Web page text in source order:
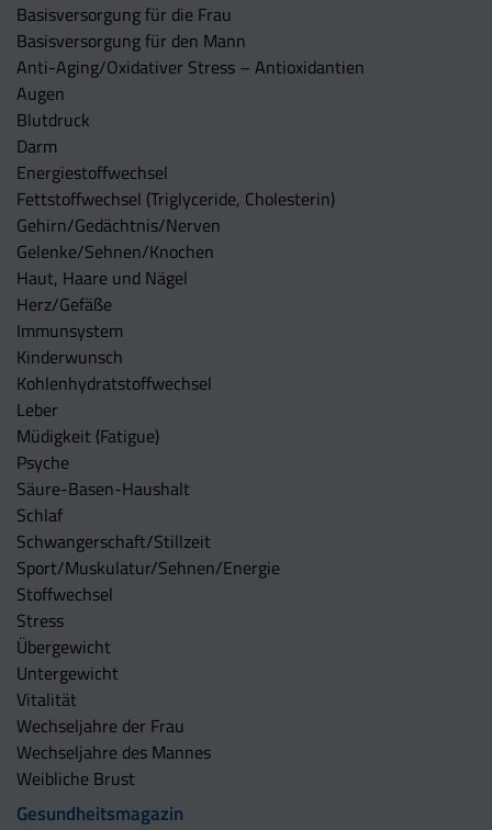
Basisversorgung für die Frau
Basisversorgung für den Mann
Anti-Aging/Oxidativer Stress – Antioxidantien
Augen
Blutdruck
Darm
Energiestoffwechsel
Fettstoffwechsel (Triglyceride, Cholesterin)
Gehirn/Gedächtnis/Nerven
Gelenke/Sehnen/Knochen
Haut, Haare und Nägel
Herz/Gefäße
Immunsystem
Kinderwunsch
Kohlenhydratstoffwechsel
Leber
Müdigkeit (Fatigue)
Psyche
Säure-Basen-Haushalt
Schlaf
Schwangerschaft/Stillzeit
Sport/Muskulatur/Sehnen/Energie
Stoffwechsel
Stress
Übergewicht
Untergewicht
Vitalität
Wechseljahre der Frau
Wechseljahre des Mannes
Weibliche Brust
Gesundheitsmagazin